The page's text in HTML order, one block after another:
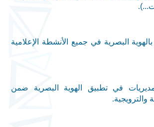
.
بالهوية البصرية في جميع الأنشطة الإعلامية
في تطبيق الهوية البصرية ضمن
والترويجية.